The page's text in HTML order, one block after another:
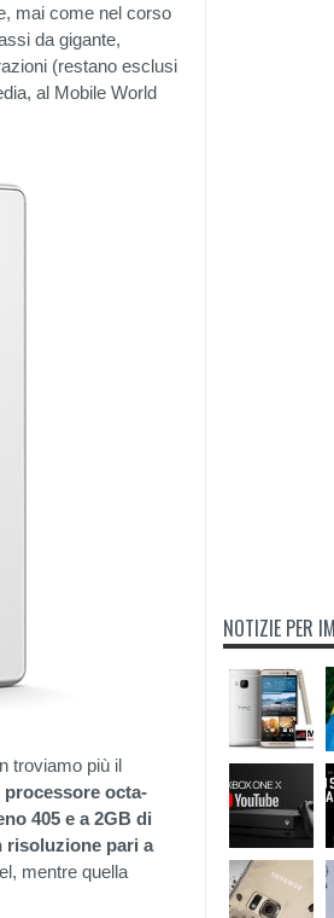
mai come nel corso
da gigante,
(restano esclusi
al Mobile World
troviamo più il
processore octa-
405 e a 2GB di
risoluzione pari a
mentre quella
NOTIZIE PER